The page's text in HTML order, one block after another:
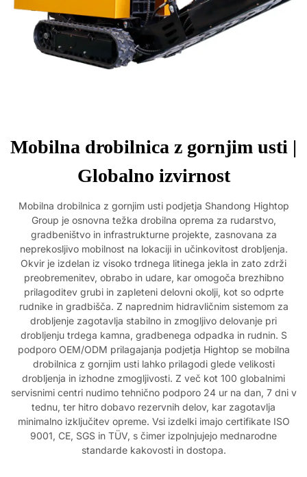
Mobilna drobilnica z gornjim usti |
Globalno izvirnost
Mobilna drobilnica z gornjim usti podjetja Shandong Hightop
Group je osnovna težka drobilna oprema za rudarstvo,
gradbeništvo in infrastrukturne projekte, zasnovana za
neprekosljivo mobilnost na lokaciji in učinkovitost drobljenja.
Okvir je izdelan iz visoko trdnega litinega jekla in zato zdrži
preobremenitev, obrabo in udare, kar omogoča brezhibno
prilagoditev grubi in zapleteni delovni okolji, kot so odprte
rudnike in gradbišča. Z naprednim hidravličnim sistemom za
drobljenje zagotavlja stabilno in zmogljivo delovanje pri
drobljenju trdega kamna, gradbenega odpadka in rudnin. S
podporo OEM/ODM prilagajanja podjetja Hightop se mobilna
drobilnica z gornjim usti lahko prilagodi glede velikosti
drobljenja in izhodne zmogljivosti. Z več kot 100 globalnimi
servisnimi centri nudimo tehnično podporo 24 ur na dan, 7 dni v
tednu, ter hitro dobavo rezervnih delov, kar zagotavlja
minimalno izključitev opreme. Vsi izdelki imajo certifikate ISO
9001, CE, SGS in TÜV, s čimer izpolnjujejo mednarodne
standarde kakovosti in dostopa.